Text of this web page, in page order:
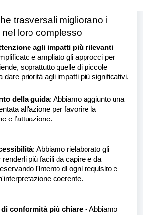
trasversali migliorano i
loro complesso
agli impatti più rilevanti:
e ampliato gli approcci per
soprattutto quelle di piccole
dare priorità agli impatti più significativi.
della guida: Abbiamo aggiunto una
all'azione per favorire la
e l’attuazione.
: Abbiamo rielaborato gli
renderli più facili da capire e da
l'intento di ogni requisito e
coerente.
conformità più chiare - Abbiamo